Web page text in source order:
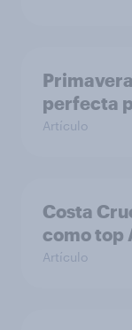
perfecta
Artículo
Costa
como top
Artículo